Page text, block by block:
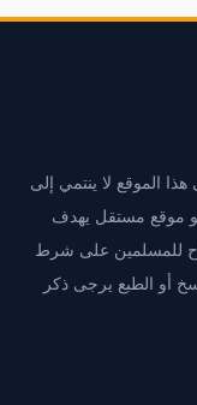
الموقع لا ينتمي إلى
هو موقع مستقل يهدف
للمسلمين على شرط
أو الطبع يرجى ذكر